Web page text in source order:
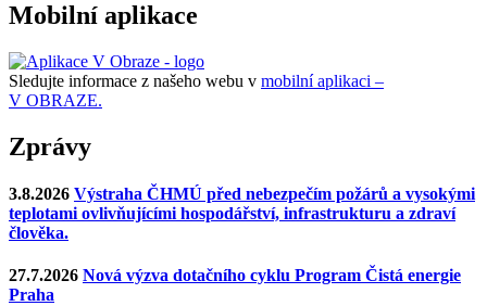
Mobilní aplikace
Sledujte informace z našeho webu v mobilní aplikaci –
V OBRAZE.
Zprávy
3.8.2026 Výstraha ČHMÚ před nebezpečím požárů a vysokými
teplotami ovlivňujícími hospodářství, infrastrukturu a zdraví
člověka.
27.7.2026 Nová výzva dotačního cyklu Program Čistá energie
Praha